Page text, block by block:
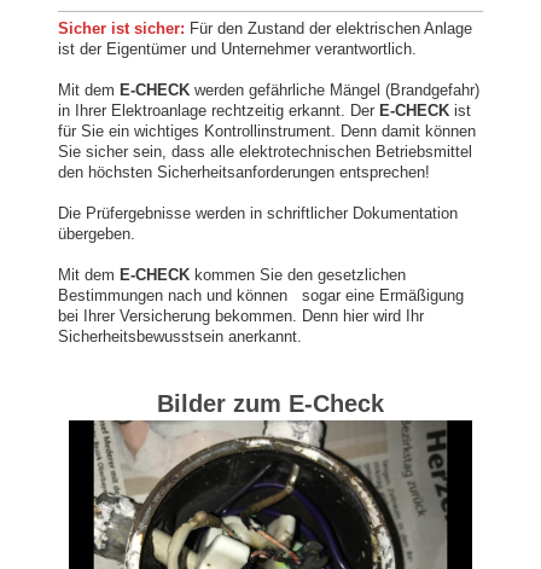
Sicher ist sicher: Für den Zustand der elektrischen Anlage
ist der Eigentümer und Unternehmer verantwortlich.
Mit dem E-CHECK werden gefährliche Mängel (Brandgefahr)
in Ihrer Elektroanlage rechtzeitig erkannt. Der E-CHECK ist
für Sie ein wichtiges Kontrollinstrument. Denn damit können
Sie sicher sein, dass alle elektrotechnischen Betriebsmittel
den höchsten Sicherheitsanforderungen entsprechen!
Die Prüfergebnisse werden in schriftlicher Dokumentation
übergeben.
Mit dem E-CHECK kommen Sie den gesetzlichen
Bestimmungen nach und können sogar eine Ermäßigung
bei Ihrer Versicherung bekommen. Denn hier wird Ihr
Sicherheitsbewusstsein anerkannt.
Bilder zum E-Check